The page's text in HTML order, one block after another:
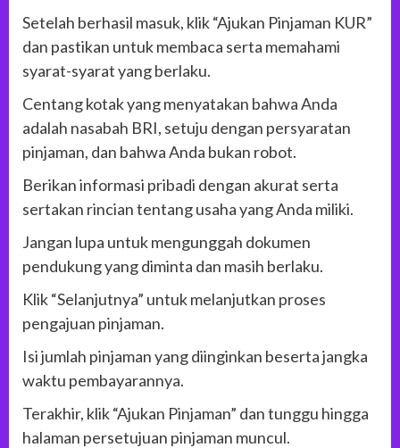
Setelah berhasil masuk, klik “Ajukan Pinjaman KUR”
dan pastikan untuk membaca serta memahami
syarat-syarat yang berlaku.
Centang kotak yang menyatakan bahwa Anda
adalah nasabah BRI, setuju dengan persyaratan
pinjaman, dan bahwa Anda bukan robot.
Berikan informasi pribadi dengan akurat serta
sertakan rincian tentang usaha yang Anda miliki.
Jangan lupa untuk mengunggah dokumen
pendukung yang diminta dan masih berlaku.
Klik “Selanjutnya” untuk melanjutkan proses
pengajuan pinjaman.
Isi jumlah pinjaman yang diinginkan beserta jangka
waktu pembayarannya.
Terakhir, klik “Ajukan Pinjaman” dan tunggu hingga
halaman persetujuan pinjaman muncul.